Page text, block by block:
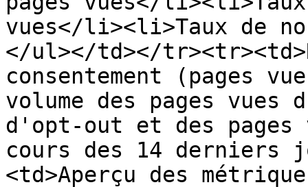
vues</li><li>Taux de
</ul></td></
consentement (pages
volume des pages
d'opt-out et des pages
cours des 14 derniers
<td>Aperçu des